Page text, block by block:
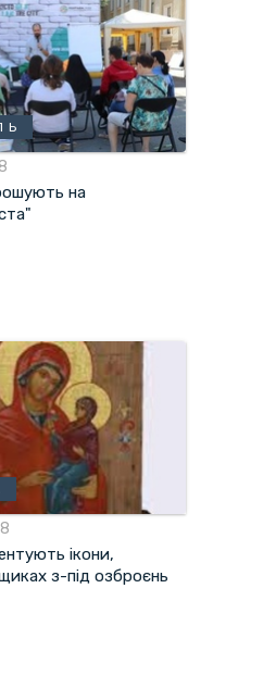
на
ікони,
з-під озброєнь